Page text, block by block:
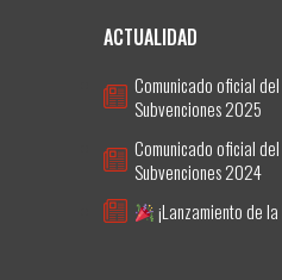
ACTUALIDAD
Comunicado oficial
Subvenciones 2025
Comunicado oficial
Subvenciones 2024
¡Lanzamiento de